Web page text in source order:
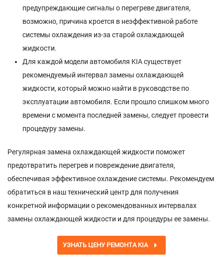
предупреждающие сигналы о перегреве двигателя,
возможно, причина кроется в неэффективной работе
системы охлаждения из-за старой охлаждающей
жидкости.
Для каждой модели автомобиля KIA существует
рекомендуемый интервал замены охлаждающей
жидкости, который можно найти в руководстве по
эксплуатации автомобиля. Если прошло слишком много
времени с момента последней замены, следует провести
процедуру замены.
Регулярная замена охлаждающей жидкости поможет
предотвратить перегрев и повреждение двигателя,
обеспечивая эффективное охлаждение системы. Рекомендуем
обратиться в наш технический центр для получения
конкретной информации о рекомендованных интервалах
замены охлаждающей жидкости и для процедуры ее замены.
УЗНАТЬ ЦЕНУ РЕМОНТА KIA